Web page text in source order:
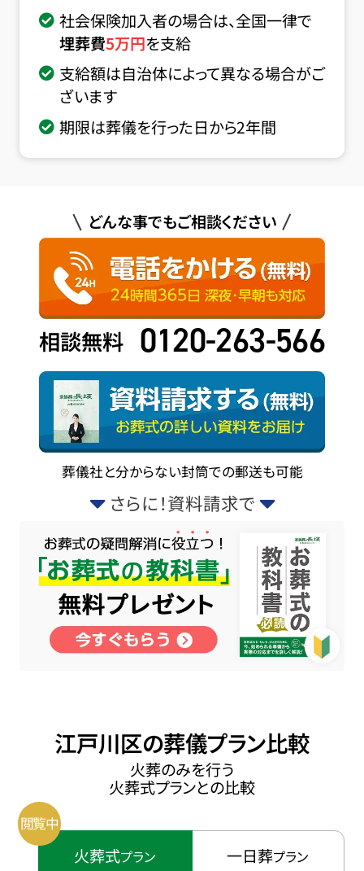
社会保険加入者の場合は、全国一律で
埋葬費5万円を支給
支給額は自治体によって異なる場合がご
ざいます
期限は葬儀を行った日から2年間
どんな事でもご相談ください
相談無料 0120-263-566
葬儀社と分からない封筒での郵送も可能
さらに！資料請求で
江戸川区の葬儀プラン比較
火葬のみを行う
火葬式プランとの比較
火葬式プラン 一日葬プラン